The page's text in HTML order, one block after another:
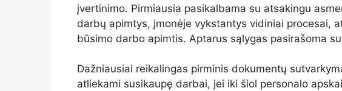
įvertinimo. Pirmiausia pasikalbama su atsakingu
darbų apimtys, įmonėje vykstantys vidiniai procesai,
būsimo darbo apimtis. Aptarus sąlygas pasirašoma
Dažniausiai reikalingas pirminis dokumentų
atliekami susikaupę darbai, jei iki šiol personalo